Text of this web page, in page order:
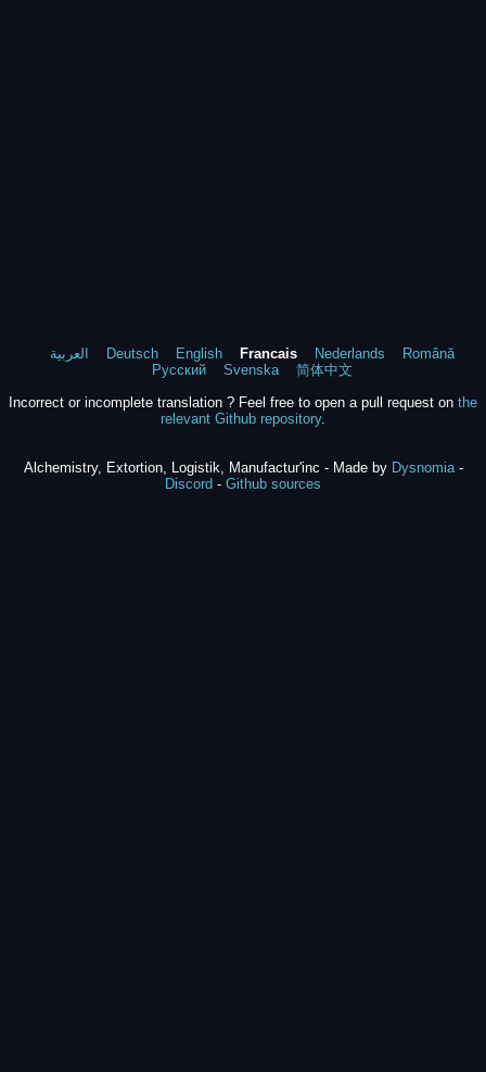
العربية Deutsch English Francais Nederlands
Română
Русский
Svenska
简体中文
Incorrect or incomplete translation ? Feel free to open a pull request on the
relevant Github repository.
Alchemistry, Extortion, Logistik, Manufactur'inc - Made by Dysnomia-
Discord - Github sources